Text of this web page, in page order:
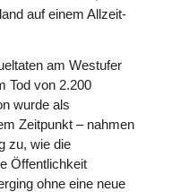
auf einem Allzeit-
am Westufer
Tod von 2.200
wurde als
Zeitpunkt – nahmen
zu, wie die
Öffent­lich­keit
ohne eine neue